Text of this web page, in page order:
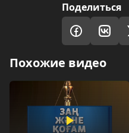
Поделиться
Похожие видео